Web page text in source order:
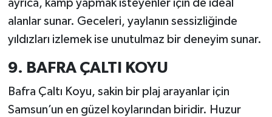
ayrıca, kamp yapmak isteyenler için de ideal
alanlar sunar. Geceleri, yaylanın sessizliğinde
yıldızları izlemek ise unutulmaz bir deneyim sunar.
9. BAFRA ÇALTI KOYU
Bafra Çaltı Koyu, sakin bir plaj arayanlar için
Samsun’un en güzel koylarından biridir. Huzur